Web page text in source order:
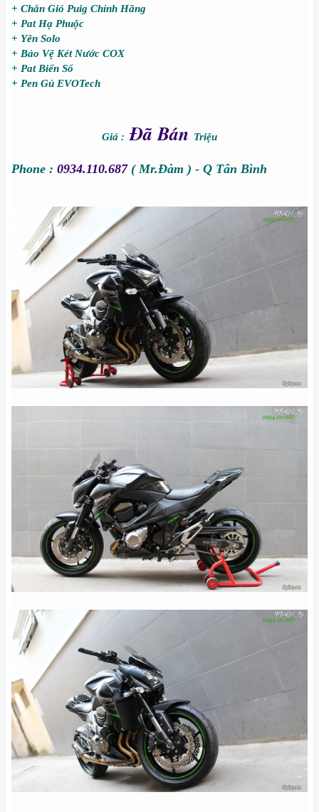
+ Chắn Gió Puig Chính Hãng
+ Pat Hạ Phuộc
+ Yên Solo
+ Bảo Vệ Két Nước COX
+ Pat Biển Số
+ Pen Gù EVOTech
Giá : Đã Bán Triệu
Phone : 0934.110.687( Mr.Đàm ) - Q Tân Bình